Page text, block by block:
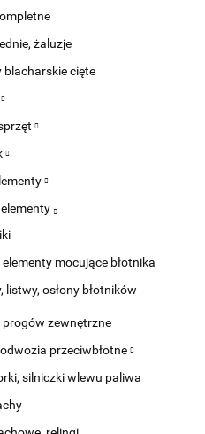
żaluzje
blacharskie cięte
elementy mocujące błotnika
listwy, osłony błotników
progów zewnętrzne
przeciwbłotne
silniczki wlewu paliwa